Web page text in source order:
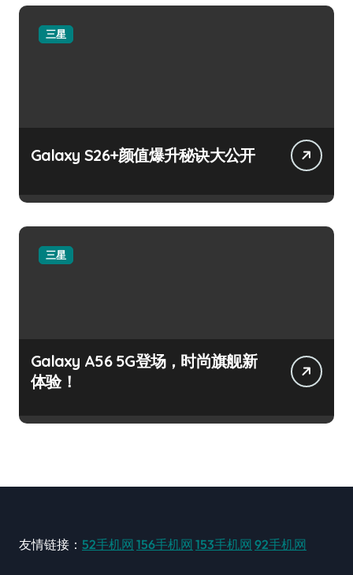
三星
Galaxy S26+颜值爆升秘诀大公开
三星
Galaxy A56 5G登场，时尚旗舰新
体验！
友情链接： 52手机网 156手机网 153手机网 92手机网